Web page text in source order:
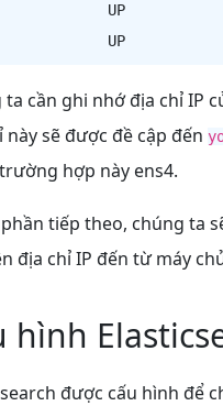
UP
ta cần ghi nhớ địa chỉ IP
này sẽ được đề cập đến
hợp này ens4.
tiếp theo, chúng ta
địa chỉ IP đến từ máy
hình
được cấu hình để